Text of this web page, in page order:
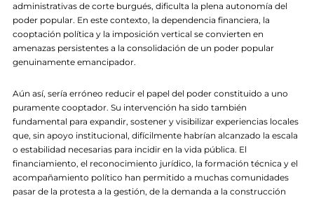
administrativas de corte burgués, dificulta la plena autonomía del
poder popular. En este contexto, la dependencia financiera, la
cooptación política y la imposición vertical se convierten en
amenazas persistentes a la consolidación de un poder popular
genuinamente emancipador.
Aún así, sería erróneo reducir el papel del poder constituido a uno
puramente cooptador. Su intervención ha sido también
fundamental para expandir, sostener y visibilizar experiencias locales
que, sin apoyo institucional, difícilmente habrían alcanzado la escala
o estabilidad necesarias para incidir en la vida pública. El
financiamiento, el reconocimiento jurídico, la formación técnica y el
acompañamiento político han permitido a muchas comunidades
pasar de la protesta a la gestión, de la demanda a la construcción